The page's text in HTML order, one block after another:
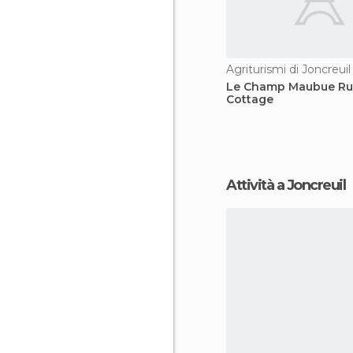
Agriturismi di Joncreuil
Le Champ Maubue
Cottage
Attività a Joncreuil